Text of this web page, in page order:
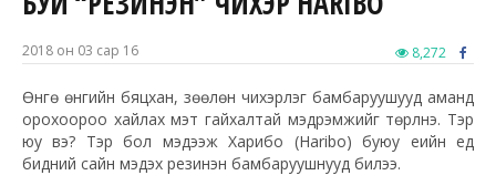
2018 он 03 сар 16 8,272
Өнгө өнгийн бяцхан, зөөлөн чихэрлэг бамбаруушууд аманд
орохоороо хайлах мэт гайхалтай мэдрэмжийг төрүүлнэ. Тэр
юу вэ? Тэр бол мэдээж Харибо (Haribo) буюу үеийн үед
бидний сайн мэдэх резинэн бамбаруушнууд билээ.